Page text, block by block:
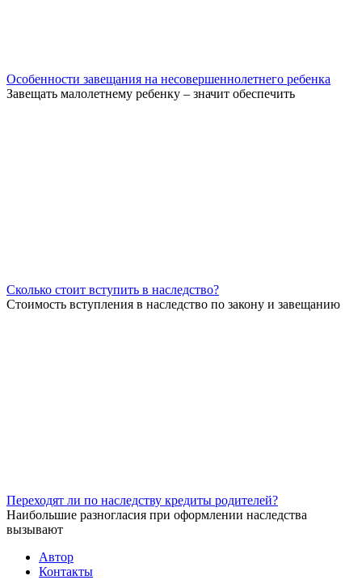
Особенности завещания на несовершеннолетнего ребенка
Завещать малолетнему ребенку – значит обеспечить
Сколько стоит вступить в наследство?
Стоимость вступления в наследство по закону и завещанию
Переходят ли по наследству кредиты родителей?
Наибольшие разногласия при оформлении наследства
вызывают
Автор
Контакты